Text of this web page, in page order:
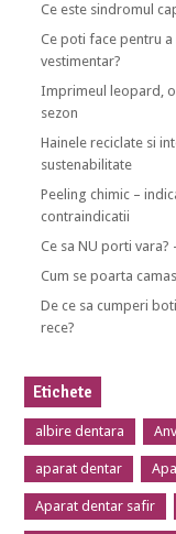
Ce este sindromul
Ce poti face pentru
vestimentar?
Imprimeul leopard,
sezon
Hainele reciclate si
sustenabilitate
Peeling chimic –
contraindicatii
Ce sa NU porti
Cum se poarta
De ce sa cumperi
rece?
Etichete
albire dentara
aparat dentar
Aparat dentar safir